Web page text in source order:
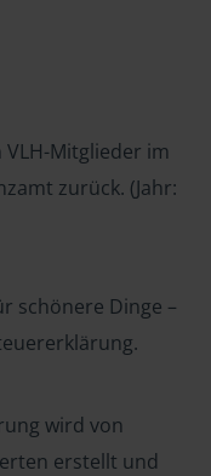
Mitglieder im
zurück. (Jahr:
schönere Dinge –
wird von
erstellt und